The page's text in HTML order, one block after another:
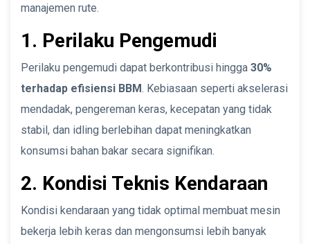
manajemen rute.
1. Perilaku Pengemudi
Perilaku pengemudi dapat berkontribusi hingga 30%
terhadap efisiensi BBM. Kebiasaan seperti akselerasi
mendadak, pengereman keras, kecepatan yang tidak
stabil, dan idling berlebihan dapat meningkatkan
konsumsi bahan bakar secara signifikan.
2. Kondisi Teknis Kendaraan
Kondisi kendaraan yang tidak optimal membuat mesin
bekerja lebih keras dan mengonsumsi lebih banyak